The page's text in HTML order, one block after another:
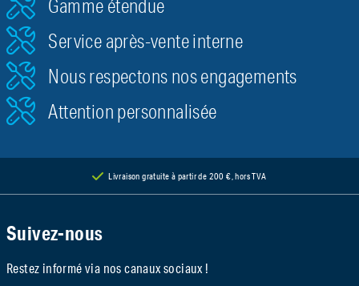
Gamme étendue
Service après-vente interne
Nous respectons nos engagements
Attention personnalisée
Livraison gratuite à partir de 200 €, hors TVA
Suivez-nous
Restez informé via nos canaux sociaux !